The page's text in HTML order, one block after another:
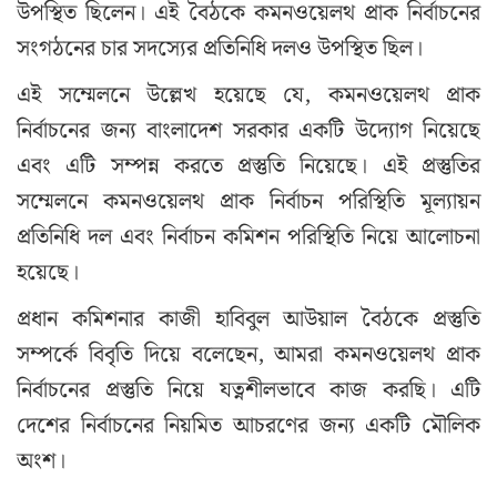
উপস্থিত ছিলেন। এই বৈঠকে কমনওয়েলথ প্রাক নির্বাচনের
সংগঠনের চার সদস্যের প্রতিনিধি দলও উপস্থিত ছিল।
এই সম্মেলনে উল্লেখ হয়েছে যে, কমনওয়েলথ প্রাক
নির্বাচনের জন্য বাংলাদেশ সরকার একটি উদ্যোগ নিয়েছে
এবং এটি সম্পন্ন করতে প্রস্তুতি নিয়েছে। এই প্রস্তুতির
সম্মেলনে কমনওয়েলথ প্রাক নির্বাচন পরিস্থিতি মূল্যায়ন
প্রতিনিধি দল এবং নির্বাচন কমিশন পরিস্থিতি নিয়ে আলোচনা
হয়েছে।
প্রধান কমিশনার কাজী হাবিবুল আউয়াল বৈঠকে প্রস্তুতি
সম্পর্কে বিবৃতি দিয়ে বলেছেন, আমরা কমনওয়েলথ প্রাক
নির্বাচনের প্রস্তুতি নিয়ে যত্নশীলভাবে কাজ করছি। এটি
দেশের নির্বাচনের নিয়মিত আচরণের জন্য একটি মৌলিক
অংশ।